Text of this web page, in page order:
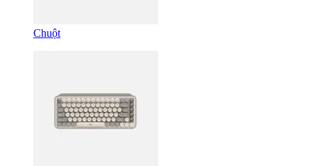
Chuột